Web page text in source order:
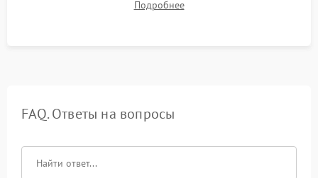
посторонних стуков и протечек под корпусом.
Подробнее
FAQ. Ответы на вопросы